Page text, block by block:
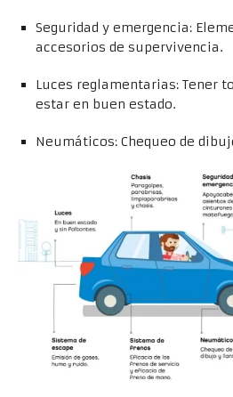
Seguridad y emergencia:
accesorios de supervivencia.
Luces reglamentarias: Tener
estar en buen estado.
Neumáticos: Chequeo de